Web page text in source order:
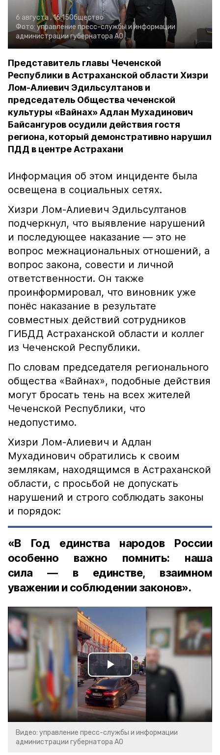
6 августа , 16:15Общество
Фото: управление пресс-службы и информации
администрации губернатора АО
Представитель главы Чеченской
Республики в Астраханской области Хизри
Лом-Алиевич Эдильсултанов и
председатель Общества чеченской
культуры «Вайнах» Адлан Мухадинович
Байсангуров осудили действия гостя
региона, который демонстративно нарушил
ПДД в центре Астрахани
Информация об этом инциденте была
освещена в социальных сетях.
Хизри Лом-Алиевич Эдильсултанов
подчеркнул, что выявление нарушений
и последующее наказание — это не
вопрос межнациональных отношений, а
вопрос закона, совести и личной
ответственности. Он также
проинформировал, что виновник уже
понёс наказание в результате
совместных действий сотрудников
ГИБДД Астраханской области и коллег
из Чеченской Республики.
По словам председателя регионального
общества «Вайнах», подобные действия
могут бросать тень на всех жителей
Чеченской Республики, что
недопустимо.
Хизри Лом-Алиевич и Адлан
Мухадинович обратились к своим
землякам, находящимся в Астраханской
области, с просьбой не допускать
нарушений и строго соблюдать законы
и порядок:
«В Год единства народов России
особенно важно помнить: наша
сила — в единстве, взаимном
уважении и соблюдении законов».
Play
Video
Видео: управление пресс-службы и информации
администрации губернатора АО